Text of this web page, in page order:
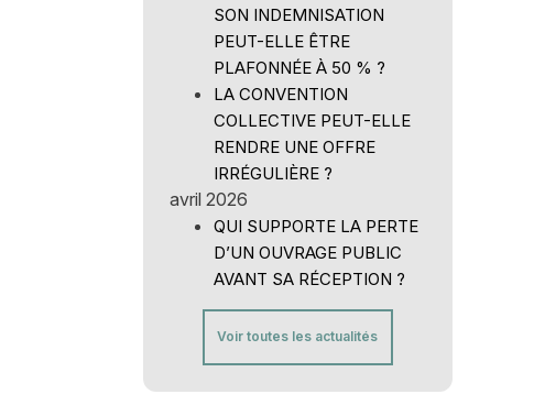
SON INDEMNISATION
PEUT-ELLE ÊTRE
PLAFONNÉE À 50 % ?
LA CONVENTION
COLLECTIVE PEUT-ELLE
RENDRE UNE OFFRE
IRRÉGULIÈRE ?
avril 2026
QUI SUPPORTE LA PERTE
D’UN OUVRAGE PUBLIC
AVANT SA RÉCEPTION ?
Voir toutes les actualités